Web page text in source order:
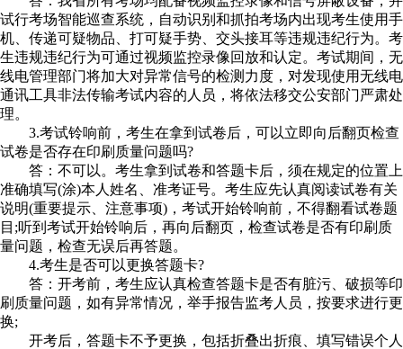
试行考场智能巡查系统，自动识别和抓拍考场内出现考生使用手
机、传递可疑物品、打可疑手势、交头接耳等违规违纪行为。考
生违规违纪行为可通过视频监控录像回放和认定。考试期间，无
线电管理部门将加大对异常信号的检测力度，对发现使用无线电
通讯工具非法传输考试内容的人员，将依法移交公安部门严肃处
理。
3.考试铃响前，考生在拿到试卷后，可以立即向后翻页检查
试卷是否存在印刷质量问题吗?
答：不可以。考生拿到试卷和答题卡后，须在规定的位置上
准确填写(涂)本人姓名、准考证号。考生应先认真阅读试卷有关
说明(重要提示、注意事项)，考试开始铃响前，不得翻看试卷题
目;听到考试开始铃响后，再向后翻页，检查试卷是否有印刷质
量问题，检查无误后再答题。
4.考生是否可以更换答题卡?
答：开考前，考生应认真检查答题卡是否有脏污、破损等印
刷质量问题，如有异常情况，举手报告监考人员，按要求进行更
换;
开考后，答题卡不予更换，包括折叠出折痕、填写错误个人